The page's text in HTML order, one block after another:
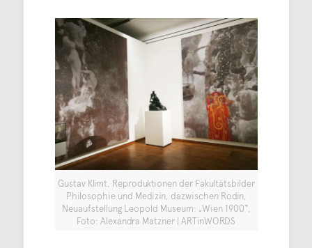
Gustav Klimt, Reproduktionen der Fakultätsbilder
Philosophie und Medizin, dazwischen Rodin,
Neuaufstellung Leopold Museum: „Wien 1900“,
Foto: Alexandra Matzner | ARTinWORDS